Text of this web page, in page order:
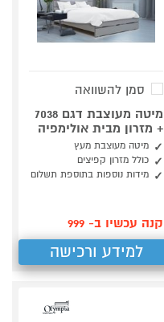
סמן להשוואה
מיטה מעוצבת דגם 7038
+ מזרון מבית אולימפיה
מיטה מעוצבת מעץ
כולל מזרון קפיצים
מידות נוספות בתוספת תשלום
קנה עכשיו ב- 999
למידע ורכישה